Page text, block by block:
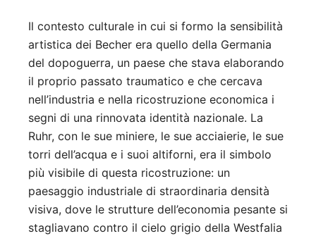
Il contesto culturale in cui si formo la sensibilità
artistica dei Becher era quello della Germania
del dopoguerra, un paese che stava elaborando
il proprio passato traumatico e che cercava
nell’industria e nella ricostruzione economica i
segni di una rinnovata identità nazionale. La
Ruhr, con le sue miniere, le sue acciaierie, le sue
torri dell’acqua e i suoi altiforni, era il simbolo
più visibile di questa ricostruzione: un
paesaggio industriale di straordinaria densità
visiva, dove le strutture dell’economia pesante si
stagliavano contro il cielo grigio della Westfalia